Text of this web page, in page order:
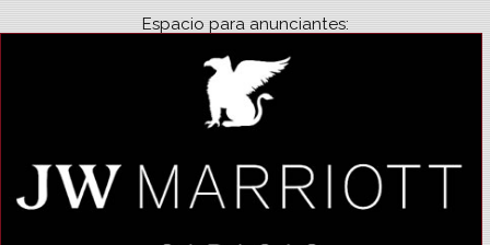
Espacio para anunciantes: